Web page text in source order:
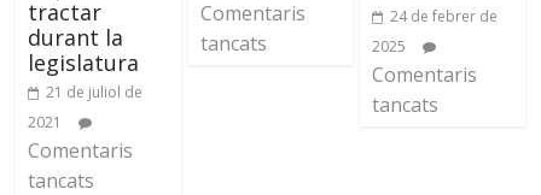
tractar
durant la
legislatura
21 de juliol de
2021
Comentaris
tancats
Comentaris
tancats
24 de febrer de
2025
Comentaris
tancats